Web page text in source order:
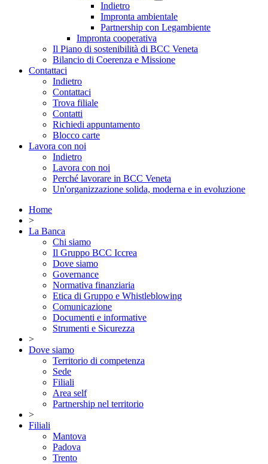
Indietro
Impronta ambientale
Partnership con Legambiente
Impronta cooperativa
Il Piano di sostenibilità di BCC Veneta
Bilancio di Coerenza e Missione
Contattaci
Indietro
Contattaci
Trova filiale
Contatti
Richiedi appuntamento
Blocco carte
Lavora con noi
Indietro
Lavora con noi
Perché lavorare in BCC Veneta
Un'organizzazione solida, moderna e in evoluzione
Home
>
La Banca
Chi siamo
Il Gruppo BCC Iccrea
Dove siamo
Governance
Normativa finanziaria
Etica di Gruppo e Whistleblowing
Comunicazione
Documenti e informative
Strumenti e Sicurezza
>
Dove siamo
Territorio di competenza
Sede
Filiali
Area self
Partnership nel territorio
>
Filiali
Mantova
Padova
Trento